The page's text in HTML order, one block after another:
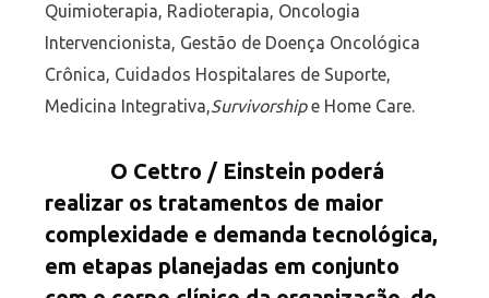
Quimioterapia, Radioterapia, Oncologia
Intervencionista, Gestão de Doença Oncológica
Crônica, Cuidados Hospitalares de Suporte,
Medicina Integrativa,Survivorshipe Home Care.
O Cettro / Einstein poderá
realizar os tratamentos de maior
complexidade e demanda tecnológica,
em etapas planejadas em conjunto